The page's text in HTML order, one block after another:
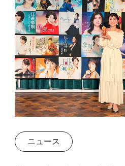
ニュース